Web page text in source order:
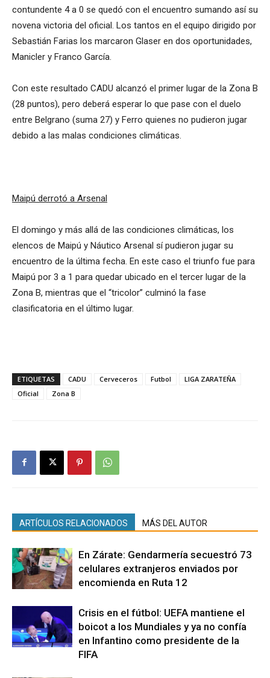
contundente 4 a 0 se quedó con el encuentro sumando así su
novena victoria del oficial. Los tantos en el equipo dirigido por
Sebastián Farias los marcaron Glaser en dos oportunidades,
Manicler y Franco García.
Con este resultado CADU alcanzó el primer lugar de la Zona B
(28 puntos), pero deberá esperar lo que pase con el duelo
entre Belgrano (suma 27) y Ferro quienes no pudieron jugar
debido a las malas condiciones climáticas.
Maipú derrotó a Arsenal
El domingo y más allá de las condiciones climáticas, los
elencos de Maipú y Náutico Arsenal sí pudieron jugar su
encuentro de la última fecha. En este caso el triunfo fue para
Maipú por 3 a 1 para quedar ubicado en el tercer lugar de la
Zona B, mientras que el “tricolor” culminó la fase
clasificatoria en el último lugar.
ETIQUETAS CADU Cerveceros Futbol
LIGA ZARATEÑA
Oficial
Zona B
ARTÍCULOS RELACIONADOS MÁS DEL AUTOR
En Zárate: Gendarmería secuestró 73
celulares extranjeros enviados por
encomienda en Ruta 12
Crisis en el fútbol: UEFA mantiene el
boicot a los Mundiales y ya no confía
en Infantino como presidente de la
FIFA